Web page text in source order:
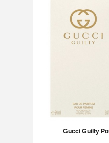
Gucci Guilty